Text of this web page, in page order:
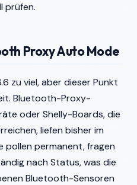
prüfen.
Proxy Auto Mode
zu viel, aber dieser Punkt
Bluetooth-Proxy-
oder Shelly-Boards, die
liefen bisher im
pollen permanent, fragen
nach Status, was die
Bluetooth-Sensoren